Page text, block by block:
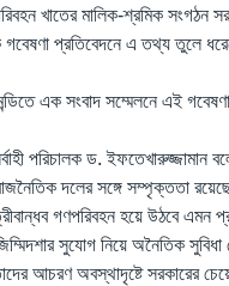
খাতের মালিক-শ্রমিক সংগঠন
প্রতিবেদনে এ তথ্য তুলে
এক সংবাদ সম্মেলনে এই
পরিচালক ড.
রাজনৈতিক দলের সঙ্গে সম্পৃক্ততা
গণপরিবহন হয়ে উঠবে এমন
সুযোগ নিয়ে অনৈতিক
আচরণ অবস্থাদৃষ্টে সরকারের